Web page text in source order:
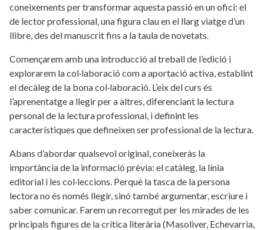
coneixements per transformar aquesta passió en un ofici: el
de lector professional, una figura clau en el llarg viatge d’un
llibre, des del manuscrit fins a la taula de novetats.
Començarem amb una introducció al treball de l’edició i
explorarem la col·laboració com a aportació activa, establint
el decàleg de la bona col·laboració. L’eix del curs és
l’aprenentatge a llegir per a altres, diferenciant la lectura
personal de la lectura professional, i definint les
característiques que defineixen ser professional de la lectura.
Abans d’abordar qualsevol original, coneixeràs la
importància de la informació prèvia: el catàleg, la línia
editorial i les col·leccions. Perquè la tasca de la persona
lectora no és només llegir, sinó també argumentar, escriure i
saber comunicar. Farem un recorregut per les mirades de les
principals figures de la crítica literària (Masoliver, Echevarria,